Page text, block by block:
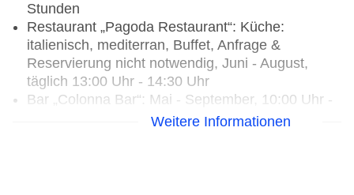
Stunden
Restaurant „Pagoda Restaurant“: Küche:
italienisch, mediterran, Buffet, Anfrage &
Reservierung nicht notwendig, Juni - August,
täglich 13:00 Uhr - 14:30 Uhr
Bar „Colonna Bar“: Mai - September, 10:00 Uhr -
00:00 Uhr, gegen GebührWeitere Informationen